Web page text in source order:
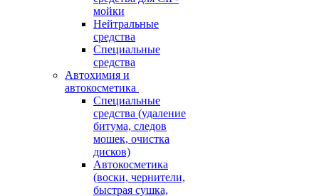
мойки
Нейтральные
средства
Специальные
средства
Автохимия и
автокосметика
Специальные
средства (удаление
битума, следов
мошек, очистка
дисков)
Автокосметика
(воски, чернители,
быстрая сушка,